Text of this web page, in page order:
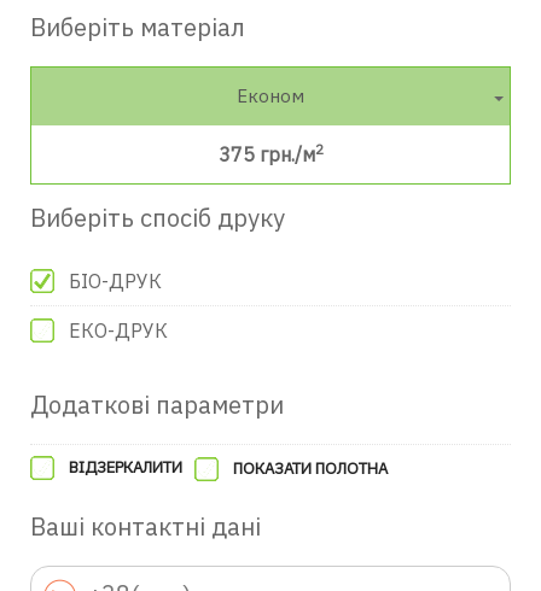
Виберіть матеріал
Економ
375 грн./м2
Виберіть спосіб друку
БІО-ДРУК
ЕКО-ДРУК
Додаткові параметри
ВІДЗЕРКАЛИТИ ПОКАЗАТИ ПОЛОТНА
Ваші контактні дані